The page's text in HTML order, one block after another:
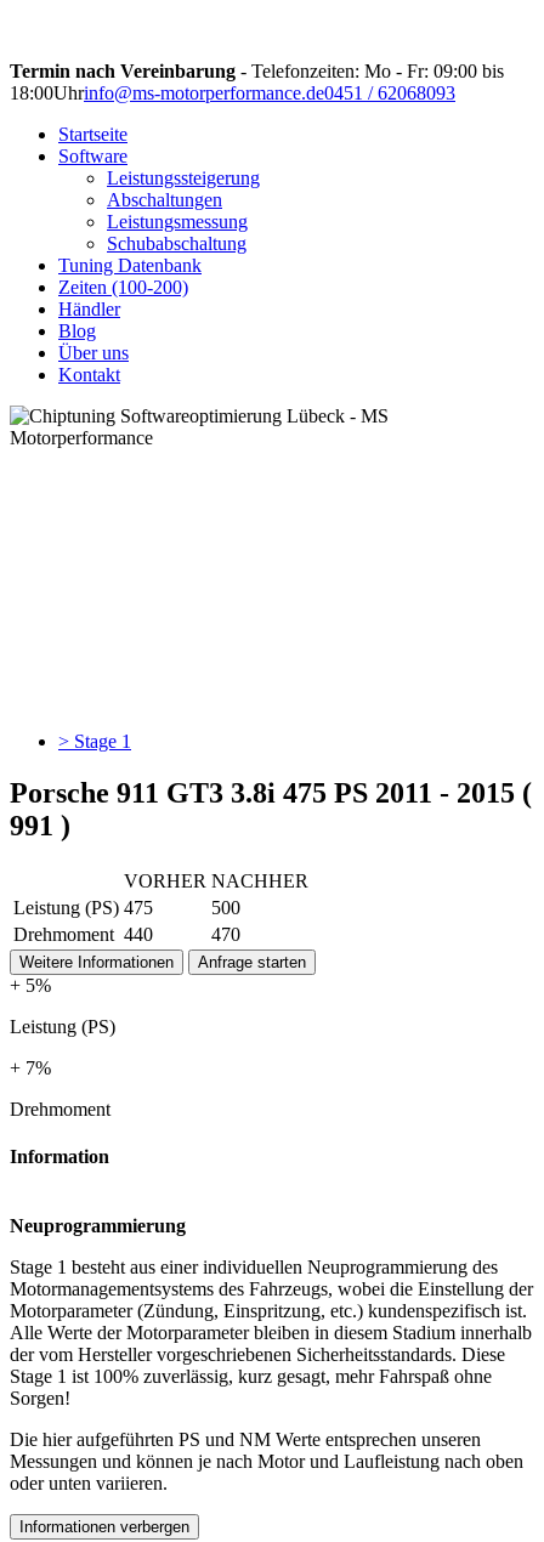
Termin nach Vereinbarung - Telefonzeiten: Mo - Fr: 09:00 bis
18:00Uhrinfo@ms-motorperformance.de0451 / 62068093
Startseite
Software
Leistungssteigerung
Abschaltungen
Leistungsmessung
Schubabschaltung
Tuning Datenbank
Zeiten (100-200)
Händler
Blog
Über uns
Kontakt
> Stage 1
Porsche 911 GT3 3.8i 475 PS 2011 - 2015 (
991 )
VORHER NACHHER
Leistung (PS) 475
500
Drehmoment 440 470
Weitere Informationen Anfrage starten
+ 5%
Leistung (PS)
+ 7%
Drehmoment
Information
Neuprogrammierung
Stage 1 besteht aus einer individuellen Neuprogrammierung des
Motormanagementsystems des Fahrzeugs, wobei die Einstellung der
Motorparameter (Zündung, Einspritzung, etc.) kundenspezifisch ist.
Alle Werte der Motorparameter bleiben in diesem Stadium innerhalb
der vom Hersteller vorgeschriebenen Sicherheitsstandards. Diese
Stage 1 ist 100% zuverlässig, kurz gesagt, mehr Fahrspaß ohne
Sorgen!
Die hier aufgeführten PS und NM Werte entsprechen unseren
Messungen und können je nach Motor und Laufleistung nach oben
oder unten variieren.
Informationen verbergen